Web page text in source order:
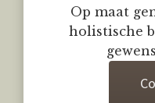
Op maat
holistische